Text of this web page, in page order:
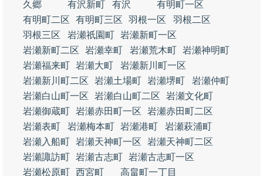
久郷
有沢新町 有沢
有明町一区
有明町二区
有明町三区 羽根一区
羽根二区
羽根三区
岩瀬祇園町 岩瀬新町一区
岩瀬新町二区
岩瀬幸町 岩瀬荒木町 岩瀬神明町
岩瀬福来町 岩瀬大町
岩瀬新川町一区
岩瀬新川町二区
岩瀬土場町 岩瀬堺町
岩瀬仲町
岩瀬白山町一区
岩瀬白山町二区
岩瀬文化町
岩瀬御蔵町 岩瀬赤田町一区
岩瀬赤田町二区
岩瀬表町
岩瀬梅本町 岩瀬港町
岩瀬萩浦町
岩瀬入船町 岩瀬天神町一区
岩瀬天神町二区
岩瀬諏訪町 岩瀬古志町 岩瀬古志町一区
岩瀬松原町 西宮町
高畠町一丁目